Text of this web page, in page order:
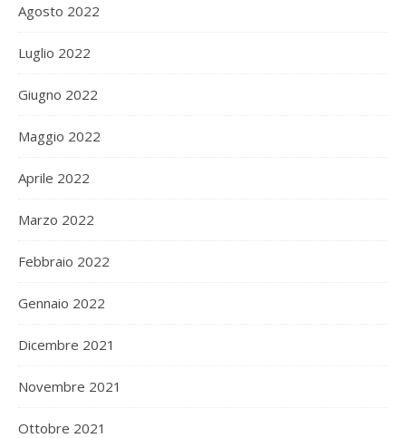
Agosto 2022
Luglio 2022
Giugno 2022
Maggio 2022
Aprile 2022
Marzo 2022
Febbraio 2022
Gennaio 2022
Dicembre 2021
Novembre 2021
Ottobre 2021